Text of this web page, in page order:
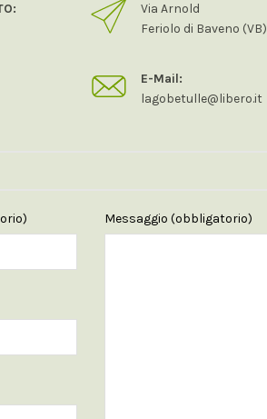
Via Arnold
Feriolo di Baveno (VB)
E-Mail:
lagobetulle@libero.it
Messaggio (obbligatorio)